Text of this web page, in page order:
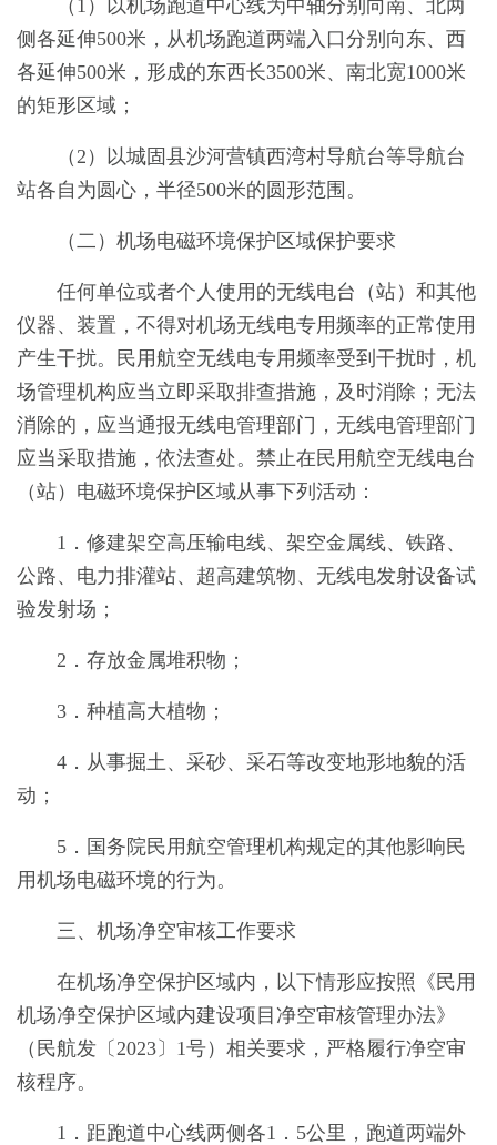
（1）以机场跑道中心线为中轴分别向南、北两
侧各延伸500米，从机场跑道两端入口分别向东、西
各延伸500米，形成的东西长3500米、南北宽1000米
的矩形区域；
（2）以城固县沙河营镇西湾村导航台等导航台
站各自为圆心，半径500米的圆形范围。
（二）机场电磁环境保护区域保护要求
任何单位或者个人使用的无线电台（站）和其他
仪器、装置，不得对机场无线电专用频率的正常使用
产生干扰。民用航空无线电专用频率受到干扰时，机
场管理机构应当立即采取排查措施，及时消除；无法
消除的，应当通报无线电管理部门，无线电管理部门
应当采取措施，依法查处。禁止在民用航空无线电台
（站）电磁环境保护区域从事下列活动：
1．修建架空高压输电线、架空金属线、铁路、
公路、电力排灌站、超高建筑物、无线电发射设备试
验发射场；
2．存放金属堆积物；
3．种植高大植物；
4．从事掘土、采砂、采石等改变地形地貌的活
动；
5．国务院民用航空管理机构规定的其他影响民
用机场电磁环境的行为。
三、机场净空审核工作要求
在机场净空保护区域内，以下情形应按照《民用
机场净空保护区域内建设项目净空审核管理办法》
（民航发〔2023〕1号）相关要求，严格履行净空审
核程序。
1．距跑道中心线两侧各1．5公里，跑道两端外